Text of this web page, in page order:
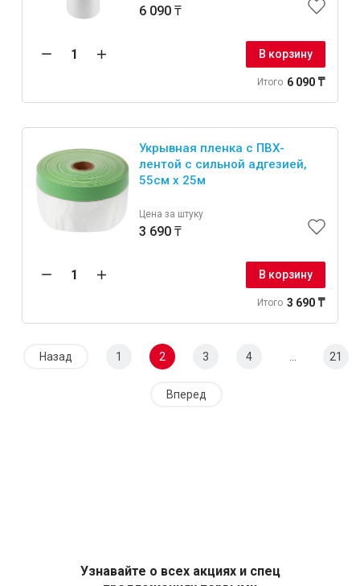
6 090 ₸
В корзину
Итого 6 090 ₸
Укрывная пленка с ПВХ-
лентой с сильной адгезией,
55см x 25м
Цена за штуку
3 690 ₸
В корзину
Итого 3 690 ₸
Назад 1 2 3 4 21
Вперед
Узнавайте о всех акциях и спец